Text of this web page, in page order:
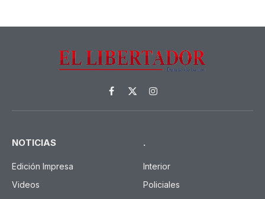
Facebook
X
(Twitter)
Instagram
NOTICIAS
Edición Impresa
Videos
.
Interior
Policiales